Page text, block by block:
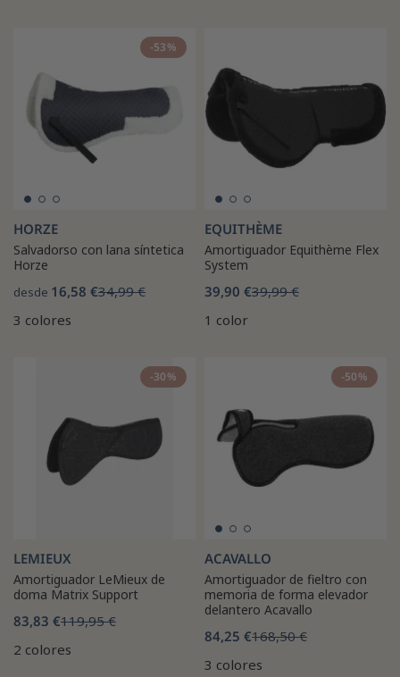
-53%
HORZE
Salvadorso con lana síntetica
Horze
desde 16,58 €34,99 €
3 colores
EQUITHÈME
Amortiguador Equithème Flex
System
39,90 €39,99 €
1 color
-30%
LEMIEUX
Amortiguador LeMieux de
doma Matrix Support
83,83 €119,95 €
2 colores
-50%
ACAVALLO
Amortiguador de fieltro con
memoria de forma elevador
delantero Acavallo
84,25 €168,50 €
3 colores